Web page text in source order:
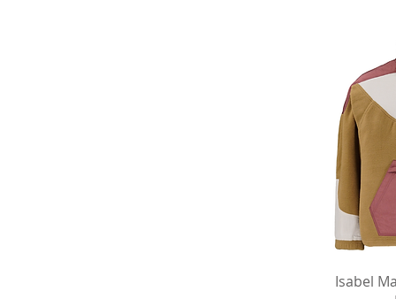
Isabel